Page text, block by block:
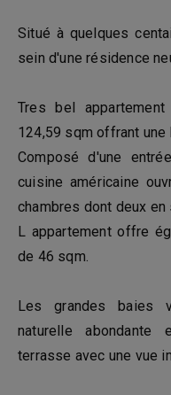
Situé à quelques
sein d'une résidence
Tres bel
124,59 sqm offrant une
Composé d'une
cuisine américaine
chambres dont deux en
L appartement offre
de 46 sqm.
Les grandes baies
naturelle abondante
terrasse avec une vue